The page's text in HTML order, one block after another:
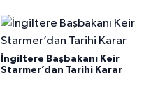
İngiltere Başbakanı Keir
Starmer’dan Tarihi Karar